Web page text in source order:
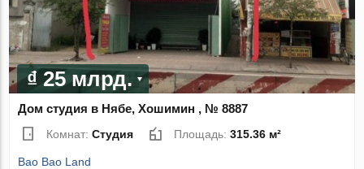
₫ 25 млрд.
Дом студия в Нябе, Хошимин , № 8887
Комнат:Студия Площадь:315.36 м²
Bao Bao Land